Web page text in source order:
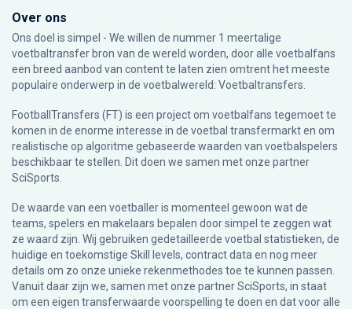
Over ons
Ons doel is simpel - We willen de nummer 1 meertalige
voetbaltransfer bron van de wereld worden, door alle voetbalfans
een breed aanbod van content te laten zien omtrent het meeste
populaire onderwerp in de voetbalwereld: Voetbaltransfers.
FootballTransfers (FT) is een project om voetbalfans tegemoet te
komen in de enorme interesse in de voetbal transfermarkt en om
realistische op algoritme gebaseerde waarden van voetbalspelers
beschikbaar te stellen. Dit doen we samen met onze partner
SciSports
De waarde van een voetballer is momenteel gewoon wat de
teams, spelers en makelaars bepalen door simpel te zeggen wat
ze waard zijn. Wij gebruiken gedetailleerde voetbal statistieken, de
huidige en toekomstige Skill levels, contract data en nog meer
details om zo onze unieke rekenmethodes toe te kunnen passen.
Vanuit daar zijn we, samen met onze partner SciSports, in staat
om een eigen transferwaarde voorspelling te doen en dat voor alle